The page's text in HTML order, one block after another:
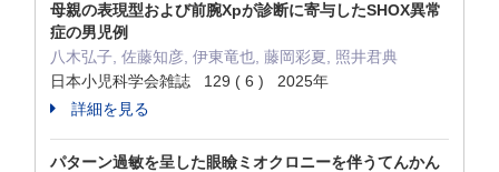
母親の表現型および前腕Xpが診断に寄与したSHOX異常
症の男児例
八木弘子, 佐藤知彦, 伊東竜也, 藤岡彩夏, 照井君典
日本小児科学会雑誌 129 ( 6 ) 2025年
詳細を見る
パターン過敏を呈した眼瞼ミオクロニーを伴うてんかん